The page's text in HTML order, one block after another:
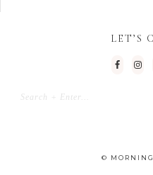
LET’S
©